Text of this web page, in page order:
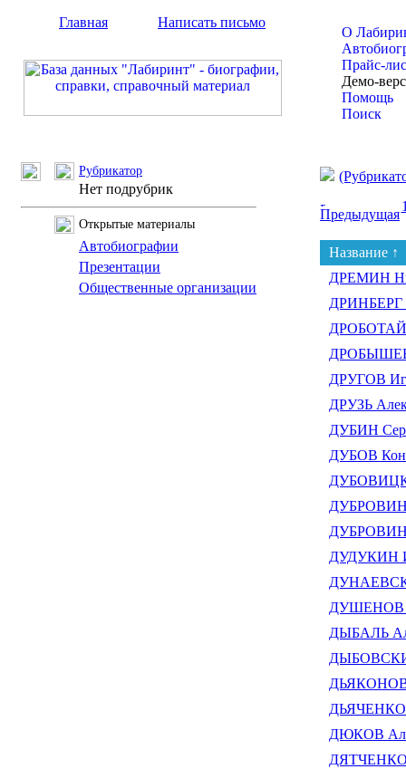
Главная Написать письмо
О
Прайс-
Демо-
Помощь
Поиск
Рубрикатор
Нет подрубрик
Открытые материалы
Автобиографии
Презентации
Общественные организации
Предыдущая
Название ↑
ДРЕМИН
ДРИНБЕРГ
ДРОБОТАЙ
ДРОБЫШЕВ
ДРУГОВ
ДРУЗЬ
ДУБИН
ДУБОВ
ДУБРОВИН
ДУБРОВИН
ДУДУКИН
ДУШЕНОВ
ДЫБАЛЬ
ДЬЯКОНОВ
ДЬЯЧЕНКО
ДЮКОВ
ДЯТЧЕНКО